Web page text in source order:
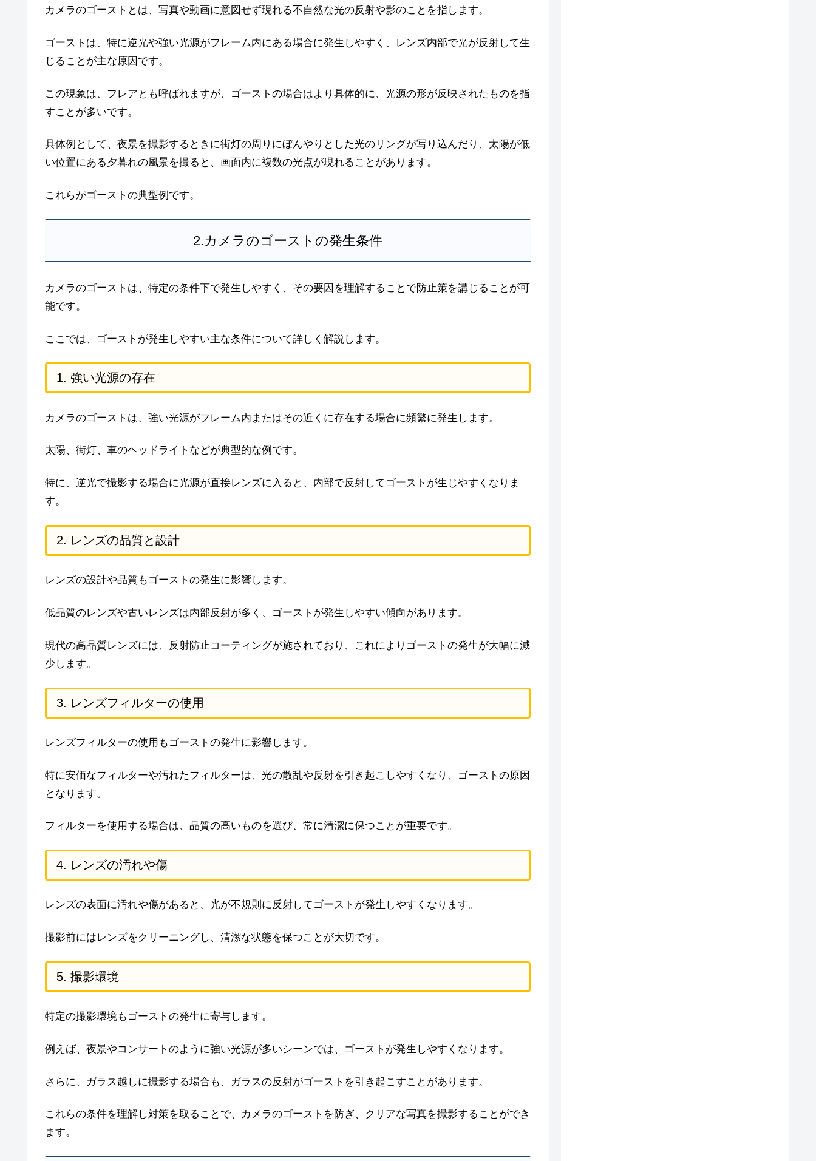
カメラのゴーストとは、写真や動画に意図せず現れる不自然な光の反射や影のことを指します。
ゴーストは、特に逆光や強い光源がフレーム内にある場合に発生しやすく、レンズ内部で光が反射して生
じることが主な原因です。
この現象は、フレアとも呼ばれますが、ゴーストの場合はより具体的に、光源の形が反映されたものを指
すことが多いです。
具体例として、夜景を撮影するときに街灯の周りにぼんやりとした光のリングが写り込んだり、太陽が低
い位置にある夕暮れの風景を撮ると、画面内に複数の光点が現れることがあります。
これらがゴーストの典型例です。
2.カメラのゴーストの発生条件
カメラのゴーストは、特定の条件下で発生しやすく、その要因を理解することで防止策を講じることが可
能です。
ここでは、ゴーストが発生しやすい主な条件について詳しく解説します。
1. 強い光源の存在
カメラのゴーストは、強い光源がフレーム内またはその近くに存在する場合に頻繁に発生します。
太陽、街灯、車のヘッドライトなどが典型的な例です。
特に、逆光で撮影する場合に光源が直接レンズに入ると、内部で反射してゴーストが生じやすくなりま
す。
2. レンズの品質と設計
レンズの設計や品質もゴーストの発生に影響します。
低品質のレンズや古いレンズは内部反射が多く、ゴーストが発生しやすい傾向があります。
現代の高品質レンズには、反射防止コーティングが施されており、これによりゴーストの発生が大幅に減
少します。
3. レンズフィルターの使用
レンズフィルターの使用もゴーストの発生に影響します。
特に安価なフィルターや汚れたフィルターは、光の散乱や反射を引き起こしやすくなり、ゴーストの原因
となります。
フィルターを使用する場合は、品質の高いものを選び、常に清潔に保つことが重要です。
4. レンズの汚れや傷
レンズの表面に汚れや傷があると、光が不規則に反射してゴーストが発生しやすくなります。
撮影前にはレンズをクリーニングし、清潔な状態を保つことが大切です。
5. 撮影環境
特定の撮影環境もゴーストの発生に寄与します。
例えば、夜景やコンサートのように強い光源が多いシーンでは、ゴーストが発生しやすくなります。
さらに、ガラス越しに撮影する場合も、ガラスの反射がゴーストを引き起こすことがあります。
これらの条件を理解し対策を取ることで、カメラのゴーストを防ぎ、クリアな写真を撮影することができ
ます。